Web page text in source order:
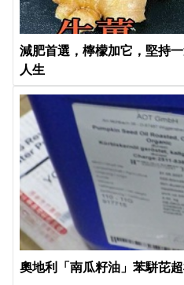
減肥首選，檸檬加它，堅持
人生
奧地利「南瓜籽油」苯駢芘